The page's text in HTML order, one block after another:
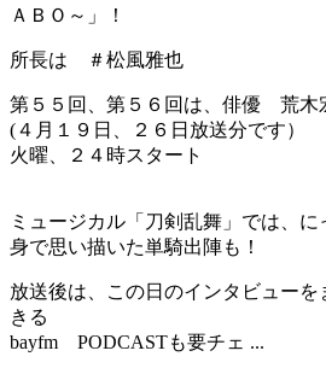
ＡＢＯ～」！
所長は ＃松風雅也
第５５回、第５６回は、俳優 荒木
(４月１９日、２６日放送分です）
火曜、２４時スタート
ミュージカル「刀剣乱舞」では、
身で思い描いた単騎出陣も！
放送後は、この日のインタビュー
きる
bayfm PODCASTも要チェ ...